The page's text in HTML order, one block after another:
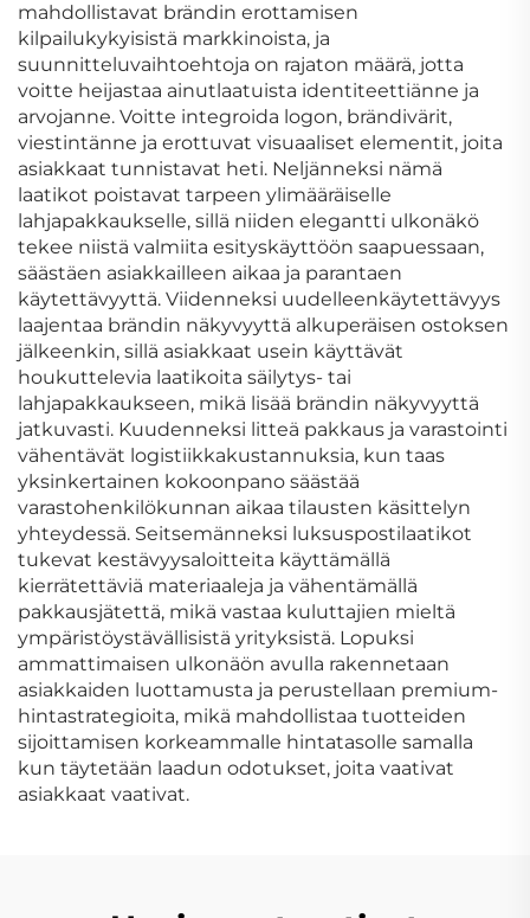
mahdollistavat brändin erottamisen
kilpailukykyisistä markkinoista, ja
suunnitteluvaihtoehtoja on rajaton määrä, jotta
voitte heijastaa ainutlaatuista identiteettiänne ja
arvojanne. Voitte integroida logon, brändivärit,
viestintänne ja erottuvat visuaaliset elementit, joita
asiakkaat tunnistavat heti. Neljänneksi nämä
laatikot poistavat tarpeen ylimääräiselle
lahjapakkaukselle, sillä niiden elegantti ulkonäkö
tekee niistä valmiita esityskäyttöön saapuessaan,
säästäen asiakkailleen aikaa ja parantaen
käytettävyyttä. Viidenneksi uudelleenkäytettävyys
laajentaa brändin näkyvyyttä alkuperäisen ostoksen
jälkeenkin, sillä asiakkaat usein käyttävät
houkuttelevia laatikoita säilytys- tai
lahjapakkaukseen, mikä lisää brändin näkyvyyttä
jatkuvasti. Kuudenneksi litteä pakkaus ja varastointi
vähentävät logistiikkakustannuksia, kun taas
yksinkertainen kokoonpano säästää
varastohenkilökunnan aikaa tilausten käsittelyn
yhteydessä. Seitsemänneksi luksuspostilaatikot
tukevat kestävyysaloitteita käyttämällä
kierrätettäviä materiaaleja ja vähentämällä
pakkausjätettä, mikä vastaa kuluttajien mieltä
ympäristöystävällisistä yrityksistä. Lopuksi
ammattimaisen ulkonäön avulla rakennetaan
asiakkaiden luottamusta ja perustellaan premium-
hintastrategioita, mikä mahdollistaa tuotteiden
sijoittamisen korkeammalle hintatasolle samalla
kun täytetään laadun odotukset, joita vaativat
asiakkaat vaativat.